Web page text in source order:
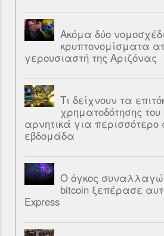
Ακόμα δύο
κρυπτονομίσματα
γερουσιαστή της Αριζόνας
Τι δείχνουν τα
χρηματοδότησης του
αρνητικά για
εβδομάδα
Ο όγκος
bitcoin ξεπέρασε
Express